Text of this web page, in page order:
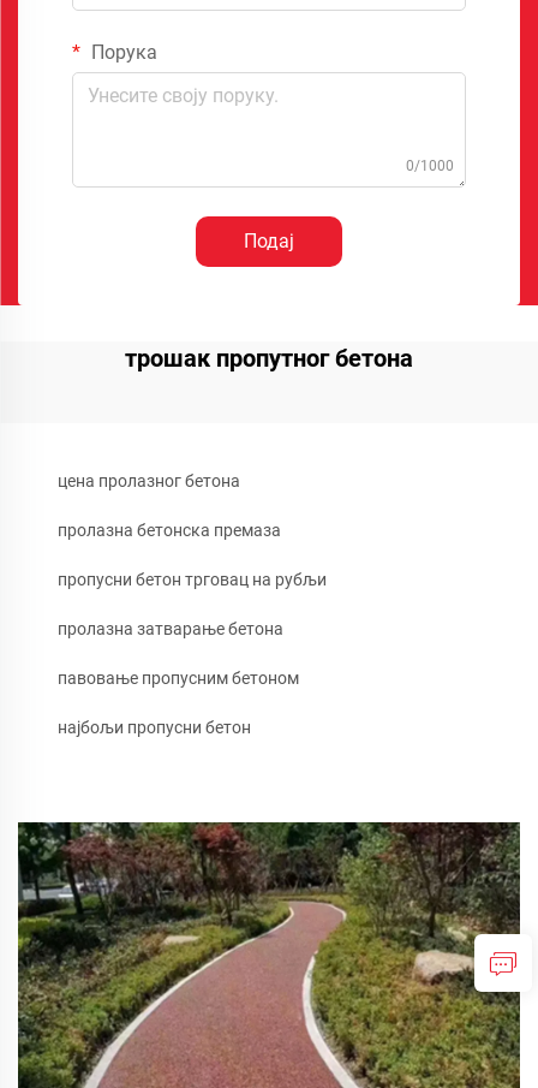
Порука
0/1000
Подај
трошак пропутног бетона
цена пролазног бетона
пролазна бетонска премаза
пропусни бетон трговац на рубљи
пролазна затварање бетона
павовање пропусним бетоном
најбољи пропусни бетон